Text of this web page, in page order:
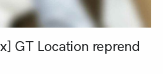
GT Location reprend